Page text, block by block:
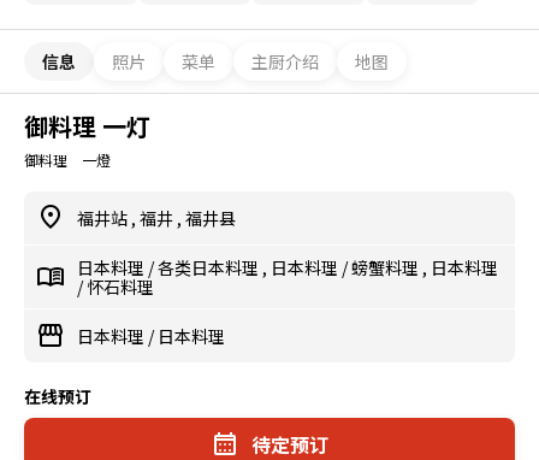
信息 照片 菜单 主厨介绍 地图
御料理 一灯
御料理 一燈
福井站 , 福井 , 福井县
日本料理 /各类日本料理 , 日本料理 /螃蟹料理 , 日本料理
/怀石料理
日本料理 / 日本料理
在线预订
待定预订